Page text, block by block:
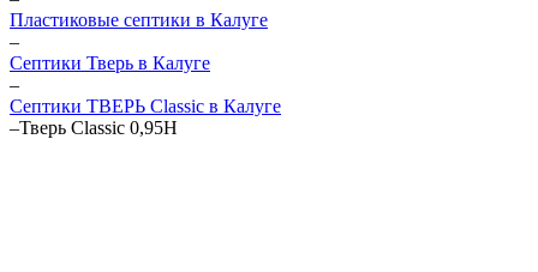
Пластиковые септики в Калуге
–
Септики Тверь в Калуге
–
Септики ТВЕРЬ Classic в Калуге
–Тверь Classic 0,95Н